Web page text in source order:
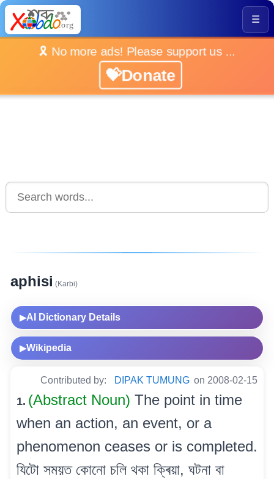
☰
🎗️ No more ads! Please support us ...
💝Donate
aphisi (Karbi)
▶AI Dictionary Details
▶Wikipedia
Contributed by: DIPAK TUMUNG on 2008-02-15
1. (Abstract Noun) The point in time
when an action, an event, or a
phenomenon ceases or is completed.
যিটো সময়ত কোনো চলি থকা ক্ৰিয়া, ঘটনা বা